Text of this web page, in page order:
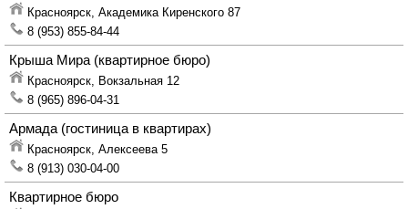
Красноярск, Академика Киренского 87
8 (953) 855-84-44
Крыша Мира (квартирное бюро)
Красноярск, Вокзальная 12
8 (965) 896-04-31
Армада (гостиница в квартирах)
Красноярск, Алексеева 5
8 (913) 030-04-00
Квартирное бюро